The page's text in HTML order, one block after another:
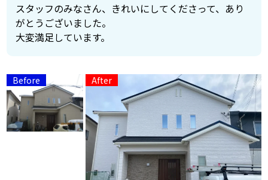
スタッフのみなさん、きれいにしてくださって、あり
がとうございました。
大変満足しています。